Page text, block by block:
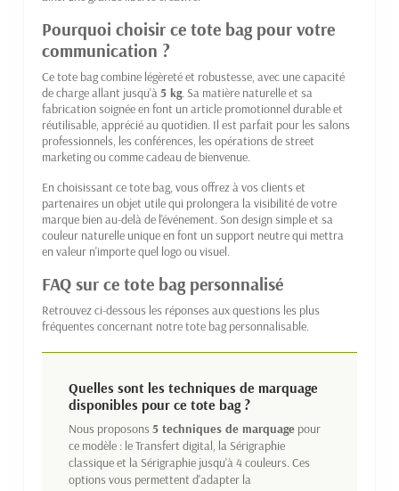
Pourquoi choisir ce tote bag pour votre
communication ?
Ce tote bag combine légèreté et robustesse, avec une capacité
de charge allant jusqu'à 5 kg. Sa matière naturelle et sa
fabrication soignée en font un article promotionnel durable et
réutilisable, apprécié au quotidien. Il est parfait pour les salons
professionnels, les conférences, les opérations de street
marketing ou comme cadeau de bienvenue.
En choisissant ce tote bag, vous offrez à vos clients et
partenaires un objet utile qui prolongera la visibilité de votre
marque bien au-delà de l'événement. Son design simple et sa
couleur naturelle unique en font un support neutre qui mettra
en valeur n'importe quel logo ou visuel.
FAQ sur ce tote bag personnalisé
Retrouvez ci-dessous les réponses aux questions les plus
fréquentes concernant notre tote bag personnalisable.
Quelles sont les techniques de marquage
disponibles pour ce tote bag ?
Nous proposons5 techniques de marquage pour
ce modèle : le Transfert digital, la Sérigraphie
classique et la Sérigraphie jusqu'à 4 couleurs. Ces
options vous permettent d'adapter la